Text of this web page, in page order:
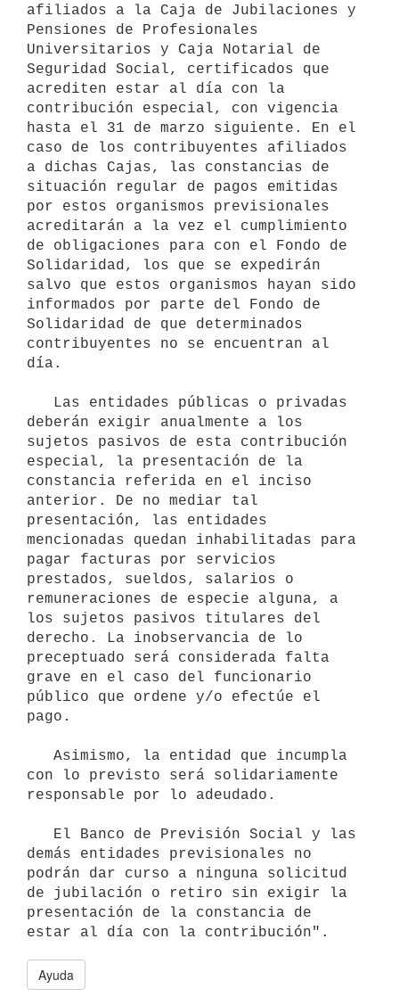
afiliados a la Caja de Jubilaciones y
Pensiones de Profesionales
Universitarios y Caja Notarial de
Seguridad Social, certificados que
acrediten estar al día con la
contribución especial, con vigencia
hasta el 31 de marzo siguiente. En el
caso de los contribuyentes afiliados
a dichas Cajas, las constancias de
situación regular de pagos emitidas
por estos organismos previsionales
acreditarán a la vez el cumplimiento
de obligaciones para con el Fondo de
Solidaridad, los que se expedirán
salvo que estos organismos hayan sido
informados por parte del Fondo de
Solidaridad de que determinados
contribuyentes no se encuentran al
día.
deberán exigir anualmente a los
sujetos pasivos de esta contribución
especial, la presentación de la
constancia referida en el inciso
anterior. De no mediar tal
presentación, las entidades
mencionadas quedan inhabilitadas para
pagar facturas por servicios
prestados, sueldos, salarios o
remuneraciones de especie alguna, a
los sujetos pasivos titulares del
derecho. La inobservancia de lo
preceptuado será considerada falta
grave en el caso del funcionario
público que ordene y/o efectúe el
pago.
con lo previsto será solidariamente
responsable por lo adeudado.
demás entidades previsionales no
podrán dar curso a ninguna solicitud
de jubilación o retiro sin exigir la
presentación de la constancia de
Ayuda